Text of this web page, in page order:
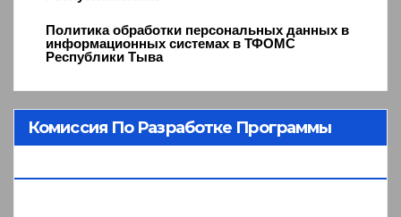
Политика обработки персональных данных в
информационных системах в ТФОМС
Республики Тыва
Комиссия По Разработке Программы